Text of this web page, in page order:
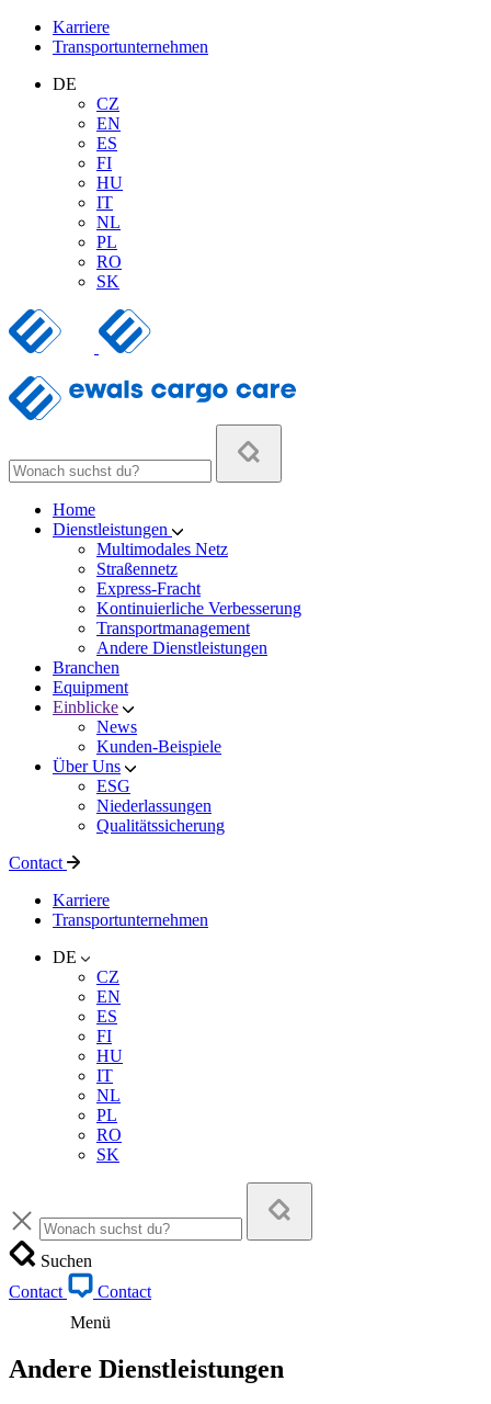
Karriere
Transportunternehmen
DE
CZ
EN
ES
FI
HU
IT
NL
PL
RO
SK
Home
Dienstleistungen
Multimodales Netz
Straßennetz
Express-Fracht
Kontinuierliche Verbesserung
Transportmanagement
Andere Dienstleistungen
Branchen
Equipment
Einblicke
News
Kunden-Beispiele
Über Uns
ESG
Niederlassungen
Qualitätssicherung
Contact
Karriere
Transportunternehmen
DE
CZ
EN
ES
FI
HU
IT
NL
PL
RO
SK
Suchen
Contact
Contact
Menü
Andere Dienstleistungen